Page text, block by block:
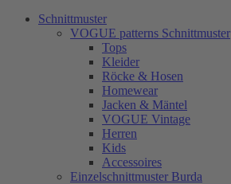
Schnittmuster
VOGUE patterns Schnittmuster
Tops
Kleider
Röcke & Hosen
Homewear
Jacken & Mäntel
VOGUE Vintage
Herren
Kids
Accessoires
Einzelschnittmuster Burda